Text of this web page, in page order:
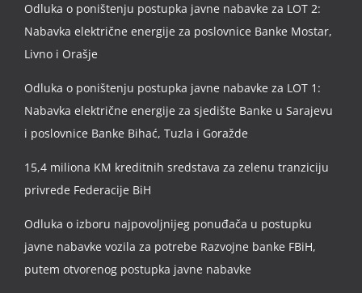
Odluka o poništenju postupka javne nabavke za LOT 2:
Nabavka električne energije za poslovnice Banke Mostar,
Livno i Orašje
Odluka o poništenju postupka javne nabavke za LOT 1:
Nabavka električne energije za sjedište Banke u Sarajevu
i poslovnice Banke Bihać, Tuzla i Goražde
15,4 miliona KM kreditnih sredstava za zelenu tranziciju
privrede Federacije BiH
Odluka o izboru najpovoljnijeg ponuđača u postupku
javne nabavke vozila za potrebe Razvojne banke FBiH,
putem otvorenog postupka javne nabavke